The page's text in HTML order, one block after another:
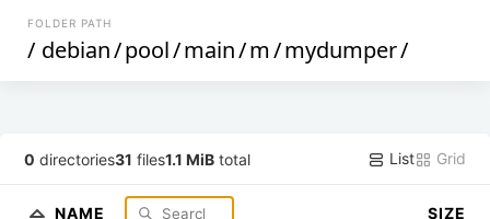
FOLDER PATH
/ debian/pool/main/m/mydumper/
0 directories31 files1.1 MiB total List Grid
NAME SIZE